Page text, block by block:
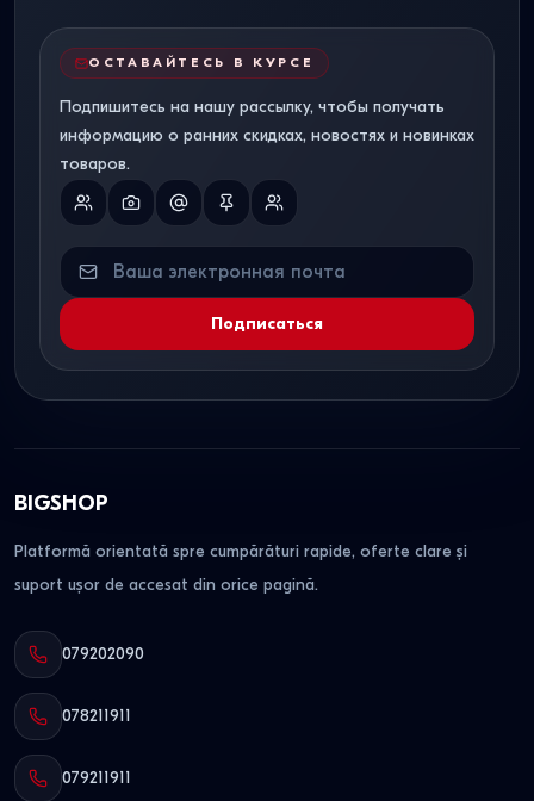
ОСТАВАЙТЕСЬ В КУРСЕ
Подпишитесь на нашу рассылку, чтобы получать
информацию о ранних скидках, новостях и новинках
товаров.
Подписаться
BIGSHOP
Platformă orientată spre cumpărături rapide, oferte clare și
suport ușor de accesat din orice pagină.
079202090
078211911
079211911